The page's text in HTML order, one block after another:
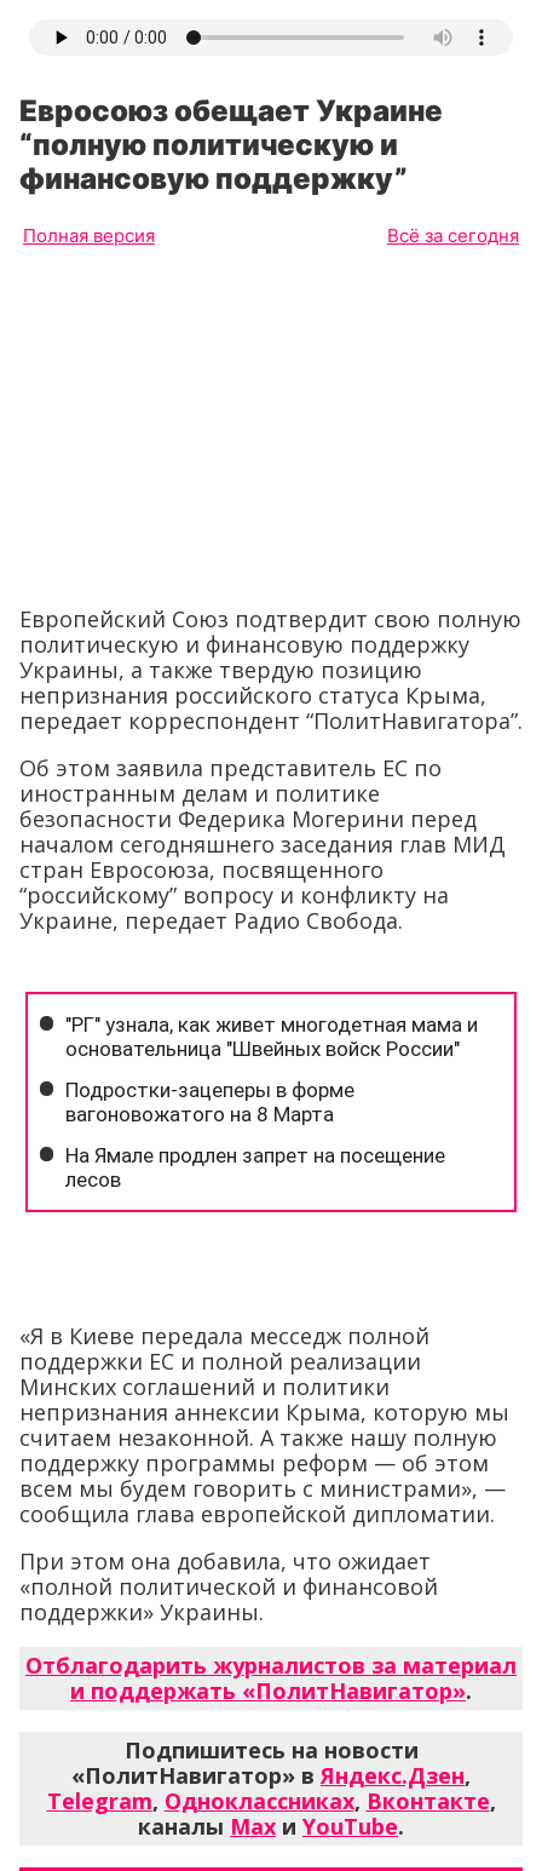
Евросоюз обещает Украине
“полную политическую и
финансовую поддержку”
Полная версия Всё за сегодня
Европейский Союз подтвердит свою полную
политическую и финансовую поддержку
Украины, а также твердую позицию
непризнания российского статуса Крыма,
передает корреспондент “ПолитНавигатора”.
Об этом заявила представитель ЕС по
иностранным делам и политике
безопасности Федерика Могерини перед
началом сегодняшнего заседания глав МИД
стран Евросоюза, посвященного
“российскому” вопросу и конфликту на
Украине, передает Радио Свобода.
«Я в Киеве передала месседж полной
поддержки ЕС и полной реализации
Минских соглашений и политики
непризнания аннексии Крыма, которую мы
считаем незаконной. А также нашу полную
поддержку программы реформ — об этом
всем мы будем говорить с министрами», —
сообщила глава европейской дипломатии.
При этом она добавила, что ожидает
«полной политической и финансовой
поддержки» Украины.
Отблагодарить журналистов за материал
и поддержать «ПолитНавигатор».
Подпишитесь на новости
«ПолитНавигатор» вЯндекс.Дзен,
Telegram, Одноклассниках, Вконтакте,
каналы Max и YouTube.